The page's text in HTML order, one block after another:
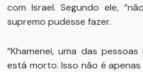
com Israel. Segundo ele,
supremo pudesse fazer.
“Khamenei, uma das
está morto. Isso não é